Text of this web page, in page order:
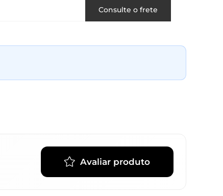
Consulte o frete
Avaliar produto